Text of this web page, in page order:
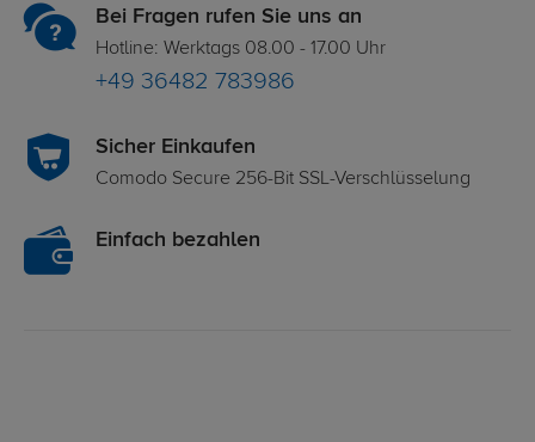
Bei Fragen rufen Sie uns an
Hotline: Werktags 08.00 - 17.00 Uhr
+49 36482 783986
Sicher Einkaufen
Comodo Secure 256-Bit SSL-Verschlüsselung
Einfach bezahlen